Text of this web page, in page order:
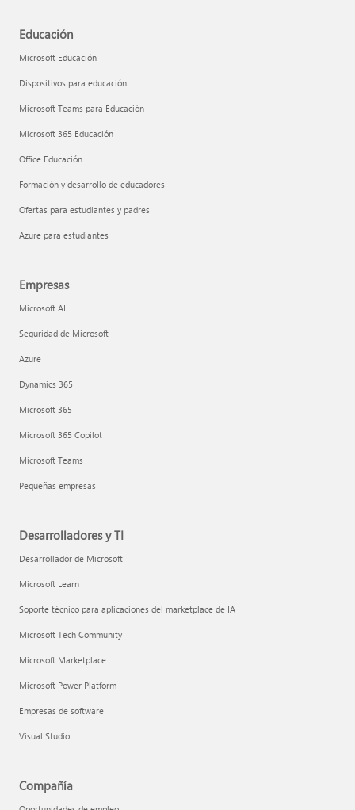
Educación
Microsoft Educación
Dispositivos para educación
Microsoft Teams para Educación
Microsoft 365 Educación
Office Educación
Formación y desarrollo de educadores
Ofertas para estudiantes y padres
Azure para estudiantes
Empresas
Microsoft AI
Seguridad de Microsoft
Azure
Dynamics 365
Microsoft 365
Microsoft 365 Copilot
Microsoft Teams
Pequeñas empresas
Desarrolladores y TI
Desarrollador de Microsoft
Microsoft Learn
Soporte técnico para aplicaciones del marketplace de IA
Microsoft Tech Community
Microsoft Marketplace
Microsoft Power Platform
Empresas de software
Visual Studio
Compañía